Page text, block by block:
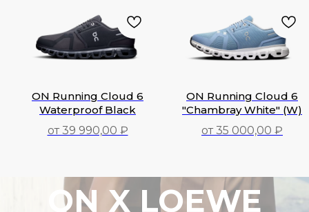
ON Running Cloud 6
Waterproof Black
от 39 990,00 ₽
ON Running Cloud 6
"Chambray White" (W)
от 35 000,00 ₽
ON X LOEWE